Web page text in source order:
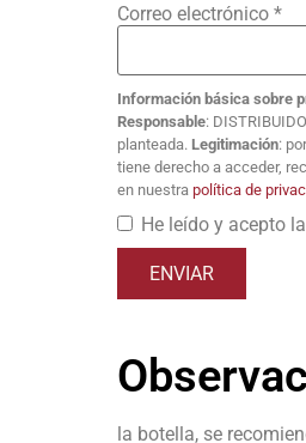
Correo electrónico *
Información básica sobre
Responsable:
planteada. Legitimación:
tiene derecho a acceder,
en nuestra política de
He leído y acepto la
la botella, se